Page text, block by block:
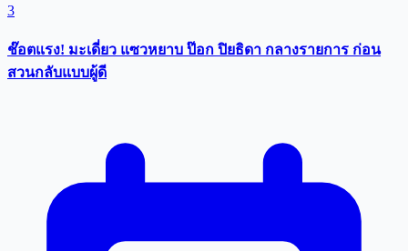
3
ช๊อตแรง! มะเดี่ยว แซวหยาบ ป๊อก ปิยธิดา กลางรายการ ก่อน
สวนกลับแบบผู้ดี